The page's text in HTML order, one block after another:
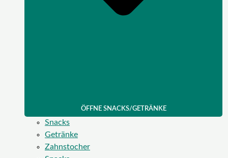
ÖFFNE SNACKS/GETRÄNKE
Snacks
Getränke
Zahnstocher